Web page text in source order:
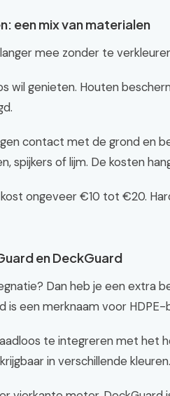
een mix van materialen
mee zonder te
wil genieten. Houten
contact met de grond en
spijkers of lijm. De kosten
ongeveer €10 tot €20.
en DeckGuard
Dan heb je een extra
is een merknaam voor
te integreren met het
in verschillende kleuren.